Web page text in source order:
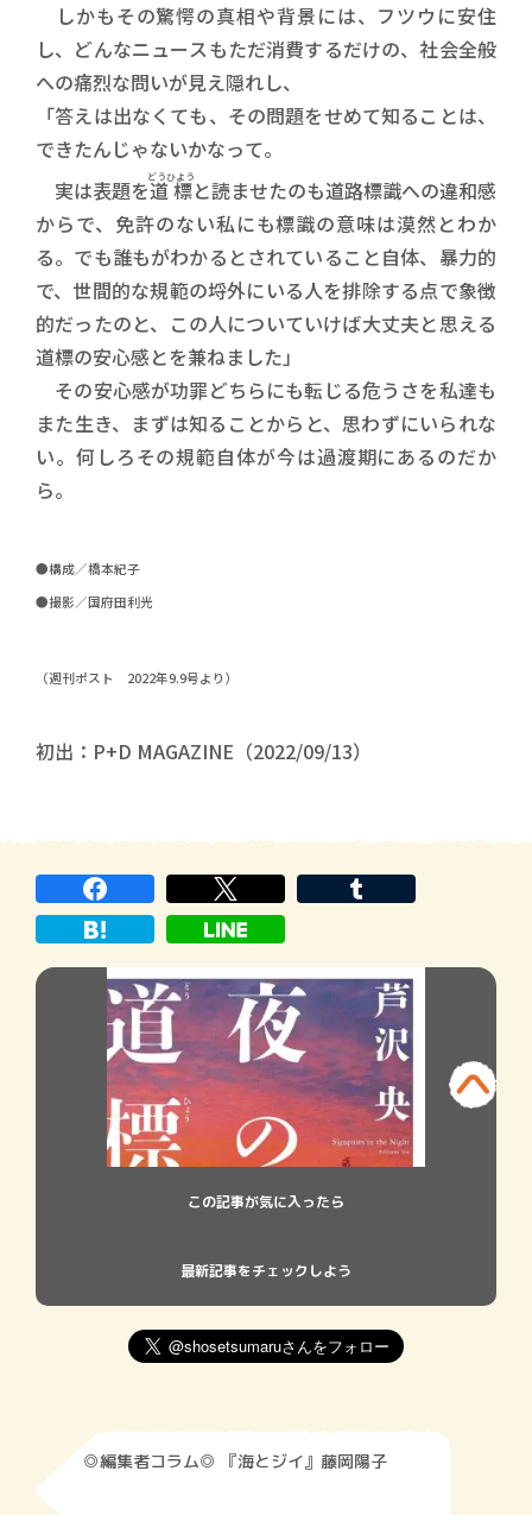
しかもその驚愕の真相や背景には、フツウに安住
し、どんなニュースもただ消費するだけの、社会全般
への痛烈な問いが見え隠れし、
「答えは出なくても、その問題をせめて知ることは、
できたんじゃないかなって。
実は表題を道標
どうひようと読ませたのも道路標識への違和感
からで、免許のない私にも標識の意味は漠然とわか
る。でも誰もがわかるとされていること自体、暴力的
で、世間的な規範の埒外にいる人を排除する点で象徴
的だったのと、この人についていけば大丈夫と思える
道標の安心感とを兼ねました」
その安心感が功罪どちらにも転じる危うさを私達も
また生き、まずは知ることからと、思わずにいられな
い。何しろその規範自体が今は過渡期にあるのだか
ら。
●構成／橋本紀子
●撮影／国府田利光
（週刊ポスト 2022年9.9号より）
初出：P+D MAGAZINE（2022/09/13）
この記事が気に入ったら
最新記事をチェックしよう
◎編集者コラム◎ 『海とジイ』藤岡陽子